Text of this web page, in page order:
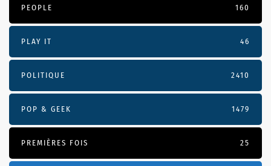
PEOPLE 160
PLAY IT 46
POLITIQUE 2410
POP & GEEK 1479
PREMIÈRES FOIS 25